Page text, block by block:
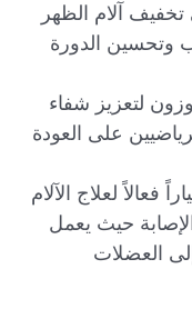
آلام الظهر
وتحسين الدورة
لتعزيز شفاء
على العودة
فعالاً لعلاج الآلام
الإصابة حيث يعمل
العضلات